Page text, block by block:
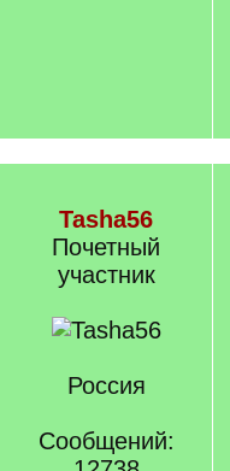
Tasha56
Почетный
учаcтник
Россия
Сообщений: